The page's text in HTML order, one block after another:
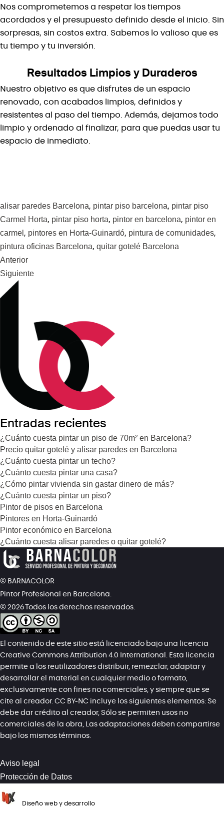
Nos comprometemos a respetar los tiempos
acordados y el presupuesto definido desde el inicio. Sin
sorpresas, sin costos extra. Sabemos lo valioso que es
tu tiempo y tu inversión.
Resultados Limpios y Duraderos
Nuestro objetivo es que disfrutes de un espacio
renovado, con acabados limpios, definidos y
resistentes al paso del tiempo. Además, dejamos todo
limpio y ordenado al finalizar, para que puedas usar tu
espacio de inmediato.
alisar paredes Barcelona, pintar piso barcelona, pintar piso
Carmel Horta, pintar piso horta, pintor en barcelona, pintor en
carmel , pintores en Horta-Guinardó, pintura de comunidades,
pintura oficinas Barcelona, quitar gotelé Barcelona
Anterior
Siguiente
Entradas recientes
¿Cuánto cuesta pintar un piso de 70m² en Barcelona?
Precio quitar gotelé y alisar paredes en Barcelona
¿Cuánto cuesta pintar un techo?
¿Cuánto cuesta pintar una casa?
¿Cómo pintar vivienda sin gastar dinero de más?
¿Cuánto cuesta pintar un piso?
Pintor de pisos en Barcelona
Pintores en Horta-Guinardó
Pintor económico en Barcelona
¿Cuánto cuesta alisar paredes o quitar gotelé?
© BARNACOLOR
Pintor Profesional en Barcelona.
©2026Todos los derechos reservados.
El contenido de este sitio está licenciado bajo una licencia
Creative Commons Attribution 4.0 International. Esta licencia
permite a los reutilizadores distribuir, remezclar, adaptar y
desarrollar el material en cualquier medio o formato,
exclusivamente con fines no comerciales, y siempre que se
cite al creador. CC BY-NC incluye los siguientes elementos: Se
debe dar crédito al creador, Sólo se permiten usos no
comerciales de la obra, Las adaptaciones deben compartirse
bajo los mismos términos.
Aviso legal
Protección de Datos
Diseño web y desarrollo